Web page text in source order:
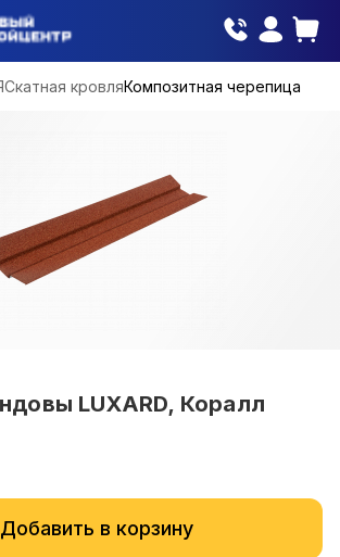
Скатная кровляКомпозитная черепица
LUXARD, Коралл
Добавить в корзину